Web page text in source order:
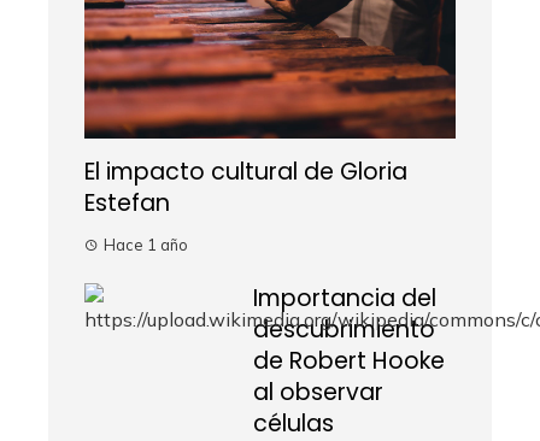
El impacto cultural de Gloria
Estefan
Hace 1 año
Importancia del
descubrimiento
de Robert Hooke
al observar
células